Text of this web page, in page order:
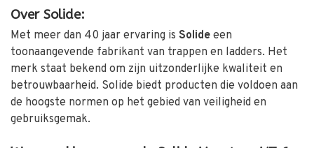
Over Solide:
Met meer dan 40 jaar ervaring is Solide een
toonaangevende fabrikant van trappen en ladders. Het
merk staat bekend om zijn uitzonderlijke kwaliteit en
betrouwbaarheid. Solide biedt producten die voldoen aan
de hoogste normen op het gebied van veiligheid en
gebruiksgemak.